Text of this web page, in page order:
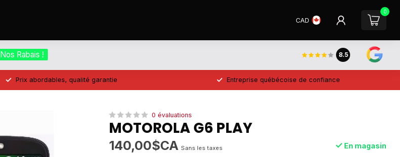
CAD
0
Nos Rabais ! 8.5
Prix abordables, qualité garantie Entreprise québécoise de confiance
0 évaluations
MOTOROLA G6 PLAY
140,00$CA Sans les taxes En magasin